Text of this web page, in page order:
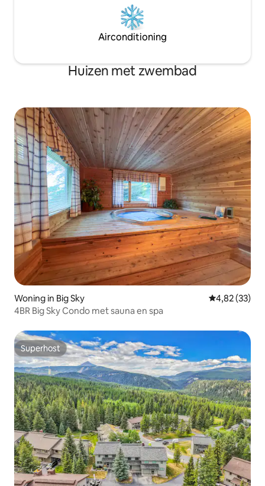
Airconditioning
Huizen met zwembad
Woning in Big Sky Gemiddelde
4,82 (33)
4BR Big Sky Condo met sauna en spa
Superhost
Superhost